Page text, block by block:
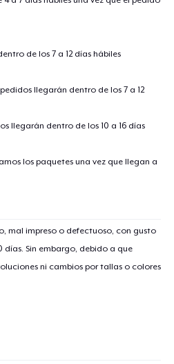
de los 7 a 12 días hábiles
llegarán dentro de los 7 a 12
llegarán dentro de los 10 a 16 días
los paquetes una vez que llegan a
mal impreso o defectuoso, con gusto
días. Sin embargo, debido a que
ni cambios por tallas o colores